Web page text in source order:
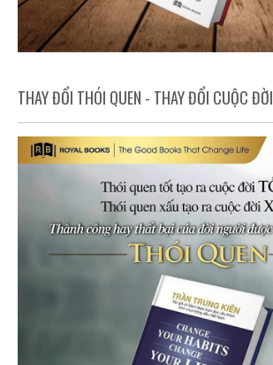
THAY ĐỔI THÓI QUEN - THAY ĐỔI CUỘC ĐỜI